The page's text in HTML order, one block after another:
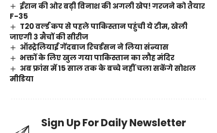
ईरान की ओर बढ़ी विनाश की अगली खेप! गरजने को तैयार
F-35
T20 वर्ल्ड कप से पहले पाकिस्तान पहुंची ये टीम, खेली
जाएगी 3 मैचों की सीरीज
ऑस्ट्रेलियाई गेंदबाज रिचर्डसन ने लिया संन्यास
भक्तों के लिए खुल गया पाकिस्तान का लौह मंदिर
अब फ्रांस में 15 साल तक के बच्चे नहीं चला सकेंगे सोशल
मीडिया
Sign Up For Daily Newsletter